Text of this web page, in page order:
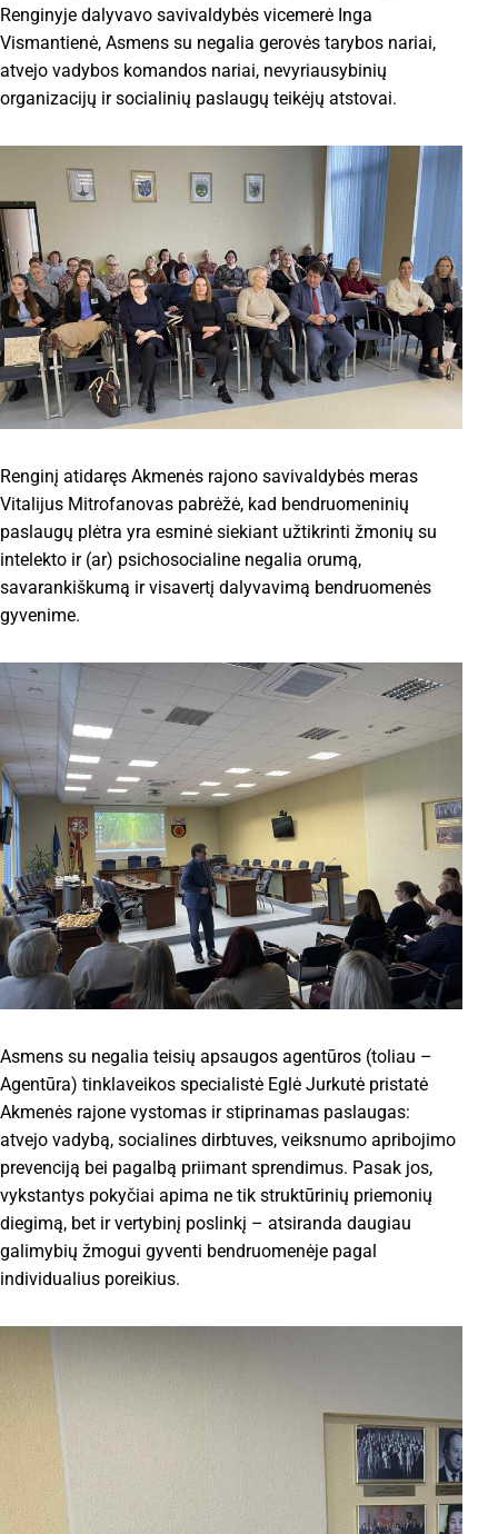
Renginyje dalyvavo savivaldybės vicemerė Inga
Vismantienė, Asmens su negalia gerovės tarybos nariai,
atvejo vadybos komandos nariai, nevyriausybinių
organizacijų ir socialinių paslaugų teikėjų atstovai.
Renginį atidaręs Akmenės rajono savivaldybės meras
Vitalijus Mitrofanovas pabrėžė, kad bendruomeninių
paslaugų plėtra yra esminė siekiant užtikrinti žmonių su
intelekto ir (ar) psichosocialine negalia orumą,
savarankiškumą ir visavertį dalyvavimą bendruomenės
gyvenime.
Asmens su negalia teisių apsaugos agentūros (toliau –
Agentūra) tinklaveikos specialistė Eglė Jurkutė pristatė
Akmenės rajone vystomas ir stiprinamas paslaugas:
atvejo vadybą, socialines dirbtuves, veiksnumo apribojimo
prevenciją bei pagalbą priimant sprendimus. Pasak jos,
vykstantys pokyčiai apima ne tik struktūrinių priemonių
diegimą, bet ir vertybinį poslinkį – atsiranda daugiau
galimybių žmogui gyventi bendruomenėje pagal
individualius poreikius.